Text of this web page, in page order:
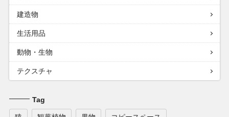
建造物
生活用品
動物・生物
テクスチャ
Tag